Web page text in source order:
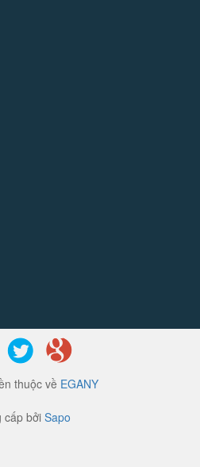
thuộc về EGANY
cấp bởiSapo